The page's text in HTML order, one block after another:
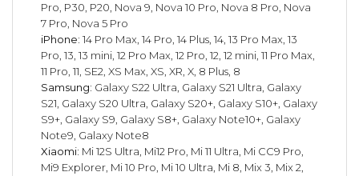
Pro, P30, P20, Nova 9, Nova 10 Pro, Nova 8 Pro, Nova
7 Pro, Nova 5 Pro
iPhone: 14 Pro Max, 14 Pro, 14 Plus, 14, 13 Pro Max, 13
Pro, 13, 13 mini, 12 Pro Max, 12 Pro, 12, 12 mini, 11 Pro Max,
11 Pro, 11, SE2, XS Max, XS, XR, X, 8 Plus, 8
Samsung: Galaxy S22 Ultra, Galaxy S21 Ultra, Galaxy
S21, Galaxy S20 Ultra, Galaxy S20+, Galaxy S10+, Galaxy
S9+, Galaxy S9, Galaxy S8+, Galaxy Note10+, Galaxy
Note9, Galaxy Note8
Xiaomi: Mi 12S Ultra, Mi12 Pro, Mi 11 Ultra, Mi CC9 Pro,
Mi9 Explorer, Mi 10 Pro, Mi 10 Ultra, Mi 8, Mix 3, Mix 2,